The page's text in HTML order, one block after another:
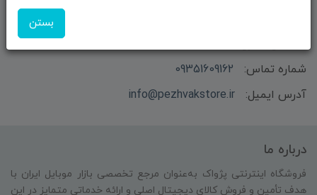
بستنبازرگانی و فروش محصولات MSI ماتریکس - جناب آقای
شماره تماس:
09351609162
آدرس ایمیل:
info@pezhvakstore.ir
درباره ما
فروشگاه اینترنتی پژواک به‌عنوان مرجع تخصصی بازار موبایل ایران با
هدف تأمین و فروش کالای دیجیتال اصلی و ارائه خدماتی متمایز در این